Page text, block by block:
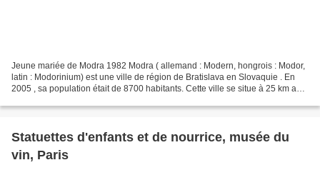
Jeune mariée de Modra 1982 Modra ( allemand : Modern, hongrois : Modor,
latin : Modorinium) est une ville de région de Bratislava en Slovaquie . En
2005 , sa population était de 8700 habitants. Cette ville se situe à 25 km au
Statuettes d'enfants et de nourrice, musée du
vin, Paris